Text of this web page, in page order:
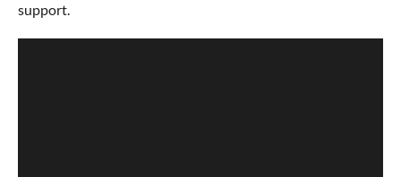
support.